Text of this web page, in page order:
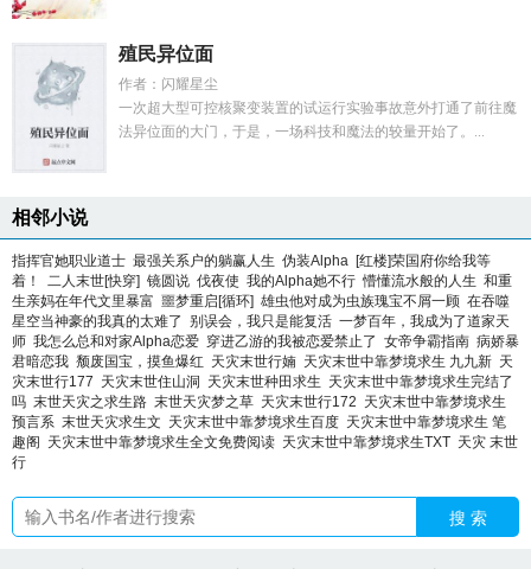
殖民异位面
作者：闪耀星尘
一次超大型可控核聚变装置的试运行实验事故意外打通了前往魔
法异位面的大门，于是，一场科技和魔法的较量开始了。...
相邻小说
指挥官她职业道士 最强关系户的躺赢人生 伪装Alpha [红楼]荣国府你给我等
着！
二人末世[快穿] 镜圆说 伐夜使 我的Alpha她不行 懵懂流水般的人生 和重
生亲妈在年代文里暴富 噩梦重启[循环] 雄虫他对成为虫族瑰宝不屑一顾 在吞噬
星空当神豪的我真的太难了 别误会，我只是能复活 一梦百年，我成为了道家天
师 我怎么总和对家Alpha恋爱 穿进乙游的我被恋爱禁止了 女帝争霸指南 病娇暴
君暗恋我 颓废国宝，摸鱼爆红 天灾末世行婻 天灾末世中靠梦境求生 九九新 天
灾末世行177 天灾末世住山洞 天灾末世种田求生 天灾末世中靠梦境求生完结了
吗 末世天灾之求生路 末世天灾梦之草 天灾末世行172 天灾末世中靠梦境求生
预言系 末世天灾求生文 天灾末世中靠梦境求生百度 天灾末世中靠梦境求生 笔
趣阁 天灾末世中靠梦境求生全文免费阅读 天灾末世中靠梦境求生TXT 天灾 末世
行
搜 索